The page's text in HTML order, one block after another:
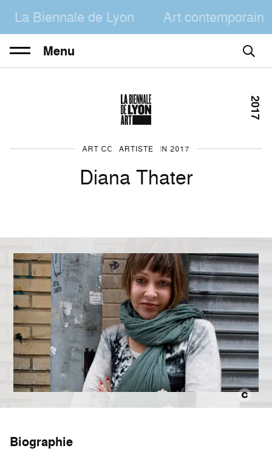
La Biennale de Lyon Art contemporain
Menu
ART CONTEMPORAIN 2017
ARTISTE
Diana Thater
2017
Biographie